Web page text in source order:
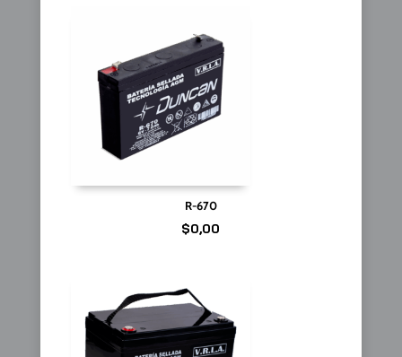
R-670
$0,00